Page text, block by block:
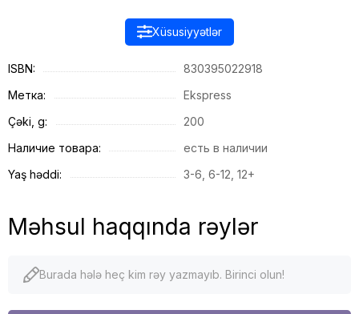
Xüsusiyyətlər
ISBN:
830395022918
Метка:
Ekspress
Çəki, g:
200
Наличие товара:
есть в наличии
Yaş həddi:
3-6, 6-12, 12+
Məhsul haqqında rəylər
Burada hələ heç kim rəy yazmayıb. Birinci olun!